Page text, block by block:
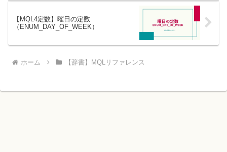
【MQL4定数】曜日の定数
（ENUM_DAY_OF_WEEK）
ホーム 【辞書】MQLリファレンス